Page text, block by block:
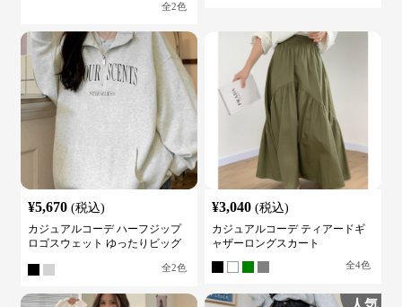
全2色
¥5,670 (税込)
カジュアルコーデ ハーフジップ
ロゴスウェット ゆったりビッグ
全2色
¥3,040 (税込)
カジュアルコーデ ティアードギ
ャザーロングスカート
全4色